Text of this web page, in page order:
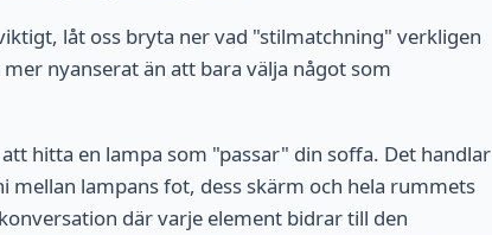
låt oss bryta ner vad "stilmatchning" verkligen
nyanserat än att bara välja något som
hitta en lampa som "passar" din soffa. Det handlar
mellan lampans fot, dess skärm och hela rummets
där varje element bidrar till den